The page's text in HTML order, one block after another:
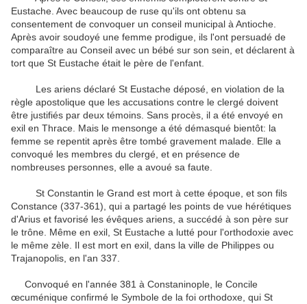
Eustache. Avec beaucoup de ruse qu'ils ont obtenu sa
consentement de convoquer un conseil municipal à Antioche.
Après avoir soudoyé une femme prodigue, ils l'ont persuadé de
comparaître au Conseil avec un bébé sur son sein, et déclarent à
tort que St Eustache était le père de l'enfant.
Les ariens déclaré St Eustache déposé, en violation de la
règle apostolique que les accusations contre le clergé doivent
être justifiés par deux témoins. Sans procès, il a été envoyé en
exil en Thrace. Mais le mensonge a été démasqué bientôt: la
femme se repentit après être tombé gravement malade. Elle a
convoqué les membres du clergé, et en présence de
nombreuses personnes, elle a avoué sa faute.
St Constantin le Grand est mort à cette époque, et son fils
Constance (337-361), qui a partagé les points de vue hérétiques
d'Arius et favorisé les évêques ariens, a succédé à son père sur
le trône. Même en exil, St Eustache a lutté pour l'orthodoxie avec
le même zèle. Il est mort en exil, dans la ville de Philippes ou
Trajanopolis, en l'an 337.
Convoqué en l'année 381 à Constaninople, le Concile
œcuménique confirmé le Symbole de la foi orthodoxe, qui St